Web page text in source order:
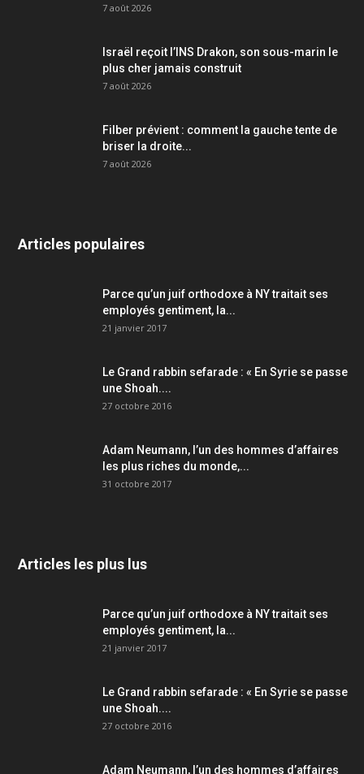
7 août 2026
Israël reçoit l’INS Drakon, son sous-marin le
plus cher jamais construit
7 août 2026
Filber prévient : comment la gauche tente de
briser la droite...
7 août 2026
Articles populaires
Parce qu’un juif orthodoxe à NY traitait ses
employés gentiment, la...
21 janvier 2017
Le Grand rabbin sefarade : « En Syrie se passe
une Shoah....
27 octobre 2016
Adam Neumann, l’un des hommes d’affaires
les plus riches du monde,...
31 octobre 2017
Articles les plus lus
Parce qu’un juif orthodoxe à NY traitait ses
employés gentiment, la...
21 janvier 2017
Le Grand rabbin sefarade : « En Syrie se passe
une Shoah....
27 octobre 2016
Adam Neumann, l’un des hommes d’affaires